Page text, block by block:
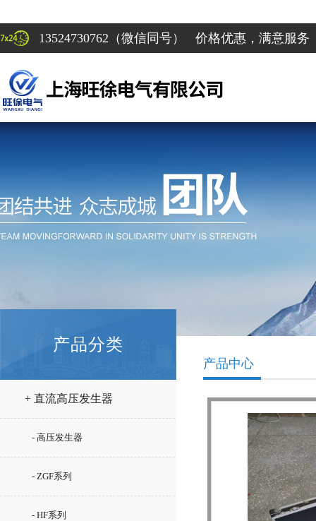
13524730762（微信同号） 价格优惠，满意服务
产品分类
+ 直流高压发生器
- 高压发生器
- ZGF系列
- HF系列
产品中心